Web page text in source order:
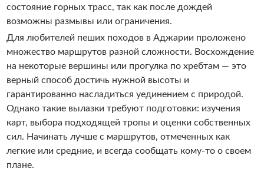
состояние горных трасс, так как после дождей
возможны размывы или ограничения.
Для любителей пеших походов в Аджарии проложено
множество маршрутов разной сложности. Восхождение
на некоторые вершины или прогулка по хребтам — это
верный способ достичь нужной высоты и
гарантированно насладиться уединением с природой.
Однако такие вылазки требуют подготовки: изучения
карт, выбора подходящей тропы и оценки собственных
сил. Начинать лучше с маршрутов, отмеченных как
легкие или средние, и всегда сообщать кому-то о своем
плане.